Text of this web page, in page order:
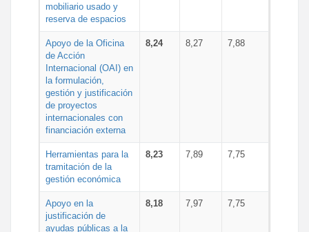
mobiliario usado y
reserva de espacios
Apoyo de la Oficina
de Acción
Internacional (OAI) en
la formulación,
gestión y justificación
de proyectos
internacionales con
financiación externa
8,24 8,27 7,88
Herramientas para la
tramitación de la
gestión económica
8,23 7,89 7,75
Apoyo en la
justificación de
ayudas públicas a la
8,18 7,97 7,75